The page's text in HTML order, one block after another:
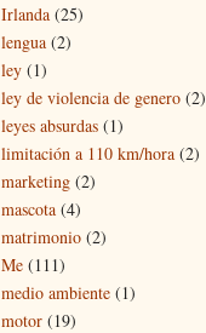
Irlanda (25)
lengua (2)
ley (1)
ley de violencia de genero (2)
leyes absurdas (1)
limitación a 110 km/hora (2)
marketing (2)
mascota (4)
matrimonio (2)
Me (111)
medio ambiente (1)
motor (19)